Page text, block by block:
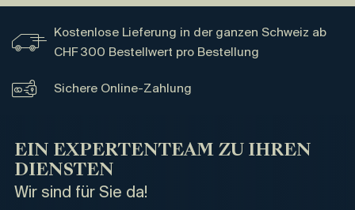
Kostenlose Lieferung in der ganzen Schweiz ab
CHF 300 Bestellwert pro Bestellung
Sichere Online-Zahlung
EIN EXPERTENTEAM ZU IHREN
DIENSTEN
Wir sind für Sie da!